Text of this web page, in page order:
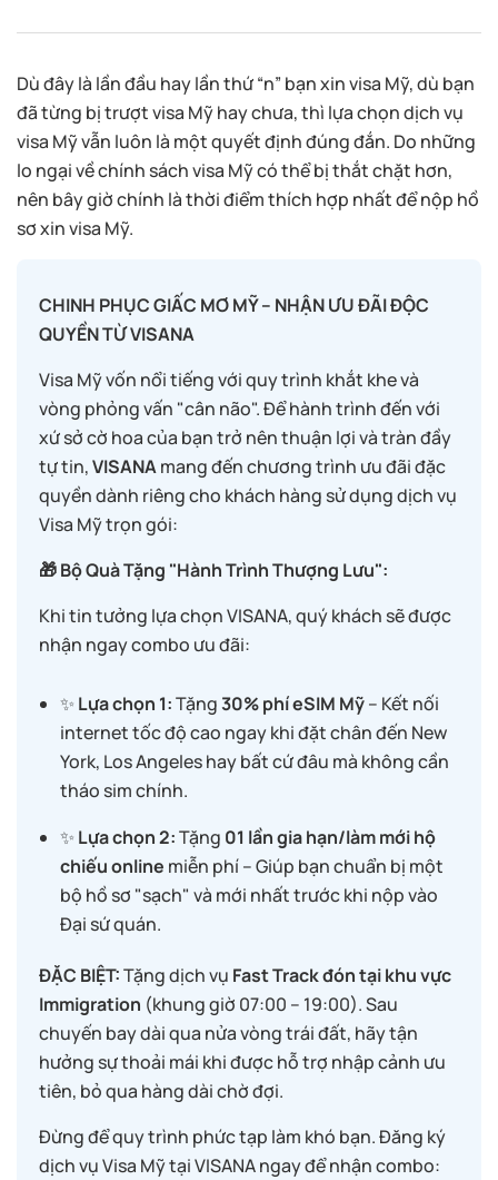
Dù đây là lần đầu hay lần thứ “n” bạn xin visa Mỹ, dù bạn
đã từng bị trượt visa Mỹ hay chưa, thì lựa chọn dịch vụ
visa Mỹ vẫn luôn là một quyết định đúng đắn. Do những
lo ngại về chính sách visa Mỹ có thể bị thắt chặt hơn,
nên bây giờ chính là thời điểm thích hợp nhất để nộp hồ
sơ xin visa Mỹ.
CHINH PHỤC GIẤC MƠ MỸ – NHẬN ƯU ĐÃI ĐỘC
QUYỀN TỪ VISANA
Visa Mỹ vốn nổi tiếng với quy trình khắt khe và
vòng phỏng vấn "cân não". Để hành trình đến với
xứ sở cờ hoa của bạn trở nên thuận lợi và tràn đầy
tự tin,VISANAmang đến chương trình ưu đãi đặc
quyền dành riêng cho khách hàng sử dụng dịch vụ
Visa Mỹ trọn gói:
🎁 Bộ Quà Tặng "Hành Trình Thượng Lưu":
Khi tin tưởng lựa chọn VISANA, quý khách sẽ được
nhận ngay combo ưu đãi:
✨ Lựa chọn 1:Tặng30% phí eSIM Mỹ– Kết nối
internet tốc độ cao ngay khi đặt chân đến New
York, Los Angeles hay bất cứ đâu mà không cần
tháo sim chính.
✨ Lựa chọn 2:Tặng 01 lần gia hạn/làm mới hộ
chiếu online miễn phí – Giúp bạn chuẩn bị một
bộ hồ sơ "sạch" và mới nhất trước khi nộp vào
Đại sứ quán.
ĐẶC BIỆT:Tặng dịch vụ Fast Track đón tại khu vực
Immigration (khung giờ 07:00 – 19:00). Sau
chuyến bay dài qua nửa vòng trái đất, hãy tận
hưởng sự thoải mái khi được hỗ trợ nhập cảnh ưu
tiên, bỏ qua hàng dài chờ đợi.
Đừng để quy trình phức tạp làm khó bạn. Đăng ký
dịch vụ Visa Mỹ tại VISANA ngay để nhận combo: